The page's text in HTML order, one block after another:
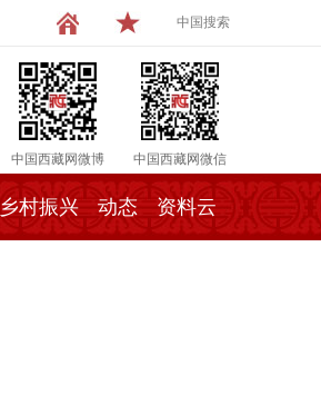
中国搜索
中国西藏网微博 中国西藏网微信
乡村振兴 动态 资料云